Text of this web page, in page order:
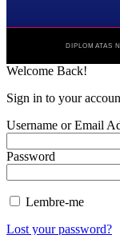
DIPLOMATAS
Welcome Back!
Sign in to your
Username or Email
Password
Lembre-me
Lost your password?